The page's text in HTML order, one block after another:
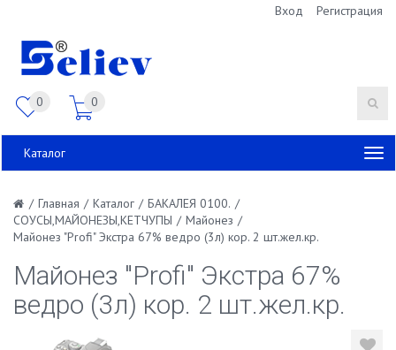
Вход Регистрация
0 0
Каталог
/ Главная / Каталог / БАКАЛЕЯ 0100. /
СОУСЫ,МАЙОНЕЗЫ,КЕТЧУПЫ / Майонез /
Майонез "Profi" Экстра 67% ведро (3л) кор. 2 шт.жел.кр.
Майонез "Profi" Экстра 67%
ведро (3л) кор. 2 шт.жел.кр.